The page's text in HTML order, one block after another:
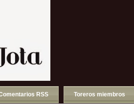
RSS Toreros miembros